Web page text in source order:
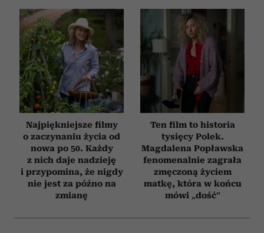
Najpiękniejsze filmy
o zaczynaniu życia od
nowa po 50. Każdy
z nich daje nadzieję
i przypomina, że nigdy
nie jest za późno na
zmianę
Ten film to historia
tysięcy Polek.
Magdalena Popławska
fenomenalnie zagrała
zmęczoną życiem
matkę, która w końcu
mówi „dość”